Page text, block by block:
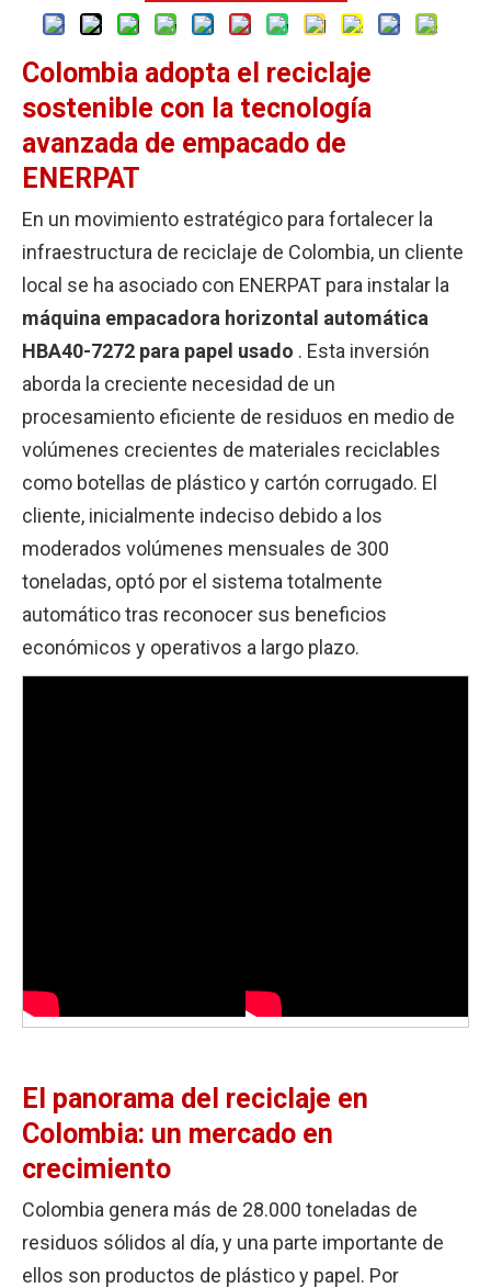
Colombia adopta el reciclaje
sostenible con la tecnología
avanzada de empacado de
ENERPAT
En un movimiento estratégico para fortalecer la
infraestructura de reciclaje de Colombia, un cliente
local se ha asociado con ENERPAT para instalar la
máquina empacadora horizontal automática
HBA40-7272 para papel usado . Esta inversión
aborda la creciente necesidad de un
procesamiento eficiente de residuos en medio de
volúmenes crecientes de materiales reciclables
como botellas de plástico y cartón corrugado. El
cliente, inicialmente indeciso debido a los
moderados volúmenes mensuales de 300
toneladas, optó por el sistema totalmente
automático tras reconocer sus beneficios
económicos y operativos a largo plazo.
El panorama del reciclaje en
Colombia: un mercado en
crecimiento
Colombia genera más de 28.000 toneladas de
residuos sólidos al día, y una parte importante de
ellos son productos de plástico y papel. Por